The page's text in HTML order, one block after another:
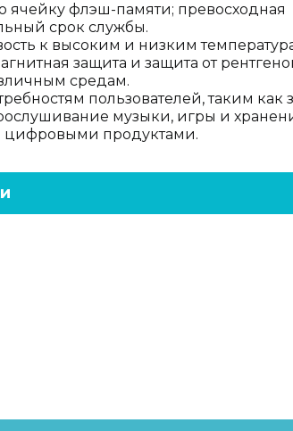
ячейку флэш-памяти; превосходная
срок службы.
к высоким и низким
защита и защита от
средам.
пользователей, таким как
музыки, игры и
цифровыми продуктами.